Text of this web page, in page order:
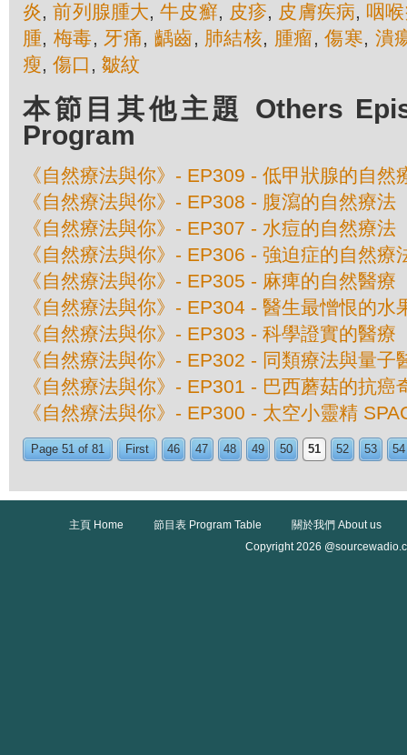
炎,前列腺腫大,牛皮癬, 皮疹, 皮膚疾病, 咽
腫, 梅毒, 牙痛, 齲齒, 肺結核, 腫瘤,傷寒, 潰
瘦, 傷口 , 皺紋
本節目其他主題 Others
Program
《自然療法與你》- EP309 - 低甲狀腺的自然
《自然療法與你》- EP308 - 腹瀉的自然療法
《自然療法與你》- EP307 - 水痘的自然療法
《自然療法與你》- EP306 - 強迫症的自然療
《自然療法與你》- EP305 - 麻痺的自然醫療
《自然療法與你》- EP304 - 醫生最憎恨的水
《自然療法與你》- EP303 - 科學證實的醫療
《自然療法與你》- EP302 - 同類療法與量子
《自然療法與你》- EP301 - 巴西蘑菇的抗癌
《自然療法與你》- EP300 - 太空小靈精
Page 51 of 81 First 46 47 48 49 50 51 52 53 54
主頁 Home 節目表 Program Table
關於我們 About us
Copyright 2026